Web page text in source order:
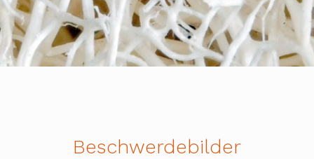
Beschwerdebilder